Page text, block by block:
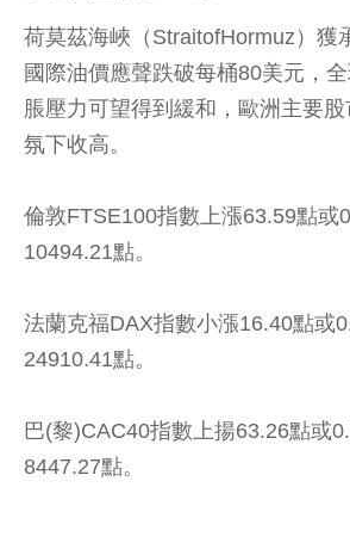
荷莫茲海峽（StraitofHormuz）獲
國際油價應聲跌破每桶80美元，
脹壓力可望得到緩和，歐洲主要
氛下收高。
倫敦FTSE100指數上漲63.59點或
10494.21點。
法蘭克福DAX指數小漲16.40點或
24910.41點。
巴(黎)CAC40指數上揚63.26點或
8447.27點。